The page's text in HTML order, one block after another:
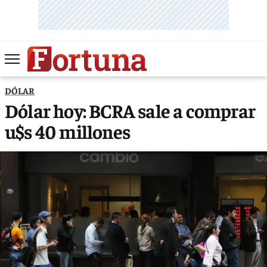
DÓLAR
Dólar hoy: BCRA sale a comprar
u$s 40 millones